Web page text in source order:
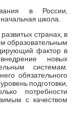
в России,
школа.
странах, в
образовательным
фактор в
новых
системам.
обязательного
подготовки,
потребности
с качеством